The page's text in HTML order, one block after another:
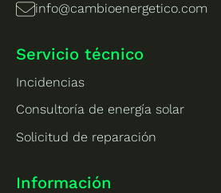
info@cambioenergetico.com
Servicio técnico
Incidencias
Consultoría de energía solar
Solicitud de reparación
Información